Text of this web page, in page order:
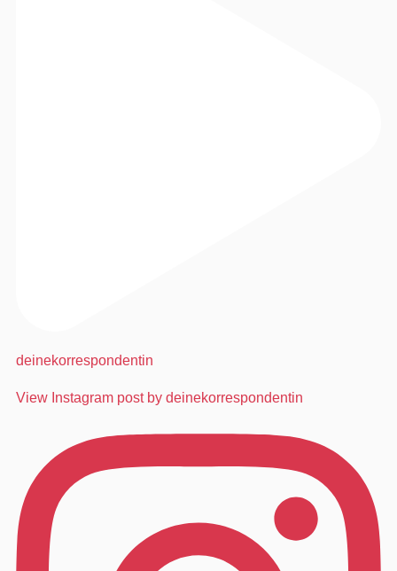
deinekorrespondentin
View Instagram post by deinekorrespondentin